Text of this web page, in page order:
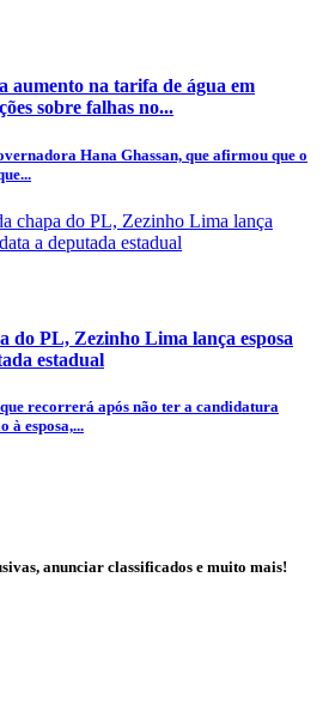
aumento na tarifa de água em
sobre falhas no...
Hana Ghassan, que afirmou que o
do PL, Zezinho Lima lança esposa
estadual
recorrerá após não ter a candidatura
à esposa,...
anunciar classificados e muito mais!